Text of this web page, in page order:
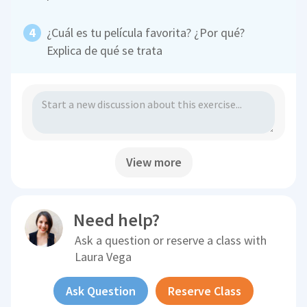
¿Cuál es tu película favorita? ¿Por qué?
Explica de qué se trata
View more
Need help?
Ask a question or reserve a class with
Laura Vega
Ask Question Reserve Class